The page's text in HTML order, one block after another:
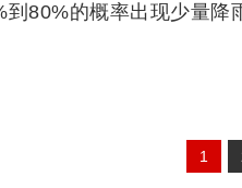
到80%的概率出现少量降
1